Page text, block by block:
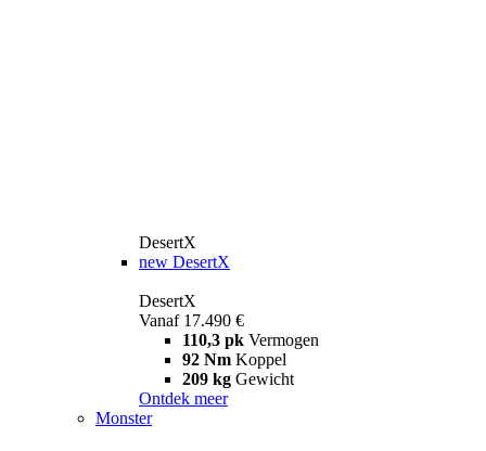
DesertX
new DesertX
DesertX
Vanaf 17.490 €
110,3 pk Vermogen
92 Nm Koppel
209 kg Gewicht
Ontdek meer
Monster